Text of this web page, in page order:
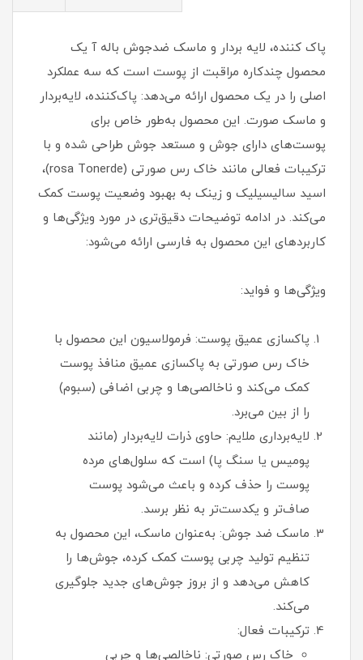
پاک کننده، لایه بردار و ماسک ضدجوش باله آ یک
محصول چندکاره مراقبت از پوست است که سه عملکرد
اصلی را در یک محصول ارائه می‌دهد: پاک‌کننده، لایه‌بردار
و ماسک صورت. این محصول به‌طور خاص برای
پوست‌های دارای جوش و مستعد جوش طراحی شده و با
ترکیبات فعالی مانند خاک رس صورتی (rosa Tonerde)،
اسید سالیسیلیک و زینک به بهبود وضعیت پوست کمک
می‌کند. در ادامه توضیحات دقیق‌تری در مورد ویژگی‌ها و
کاربردهای این محصول به فارسی ارائه می‌شود:
ویژگی‌ها و فواید:
پاکسازی عمیق پوست: فرمولاسیون این محصول با
خاک رس صورتی به پاکسازی عمیق منافذ پوست
کمک می‌کند و ناخالصی‌ها و چربی اضافی (سبوم)
را از بین می‌برد.
لایه‌برداری ملایم: حاوی ذرات لایه‌بردار (مانند
پومیس یا سنگ پا) است که سلول‌های مرده
پوست را حذف کرده و باعث می‌شود پوست
صاف‌تر و یکدست‌تر به نظر برسد.
ماسک ضد جوش: به‌عنوان ماسک، این محصول به
تنظیم تولید چربی پوست کمک کرده، جوش‌ها را
کاهش می‌دهد و از بروز جوش‌های جدید جلوگیری
می‌کند.
ترکیبات فعال:
خاک رس صورتی: ناخالصی‌ها و چربی